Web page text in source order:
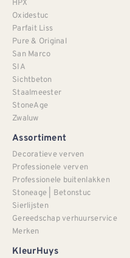
Oxidestuc
Parfait Liss
Pure & Original
San Marco
SIA
Sichtbeton
Staalmeester
StoneAge
Zwaluw
Assortiment
Decoratieve verven
Professionele verven
Professionele buitenlakken
Stoneage | Betonstuc
Sierlijsten
Gereedschap verhuurservice
Merken
KleurHuys